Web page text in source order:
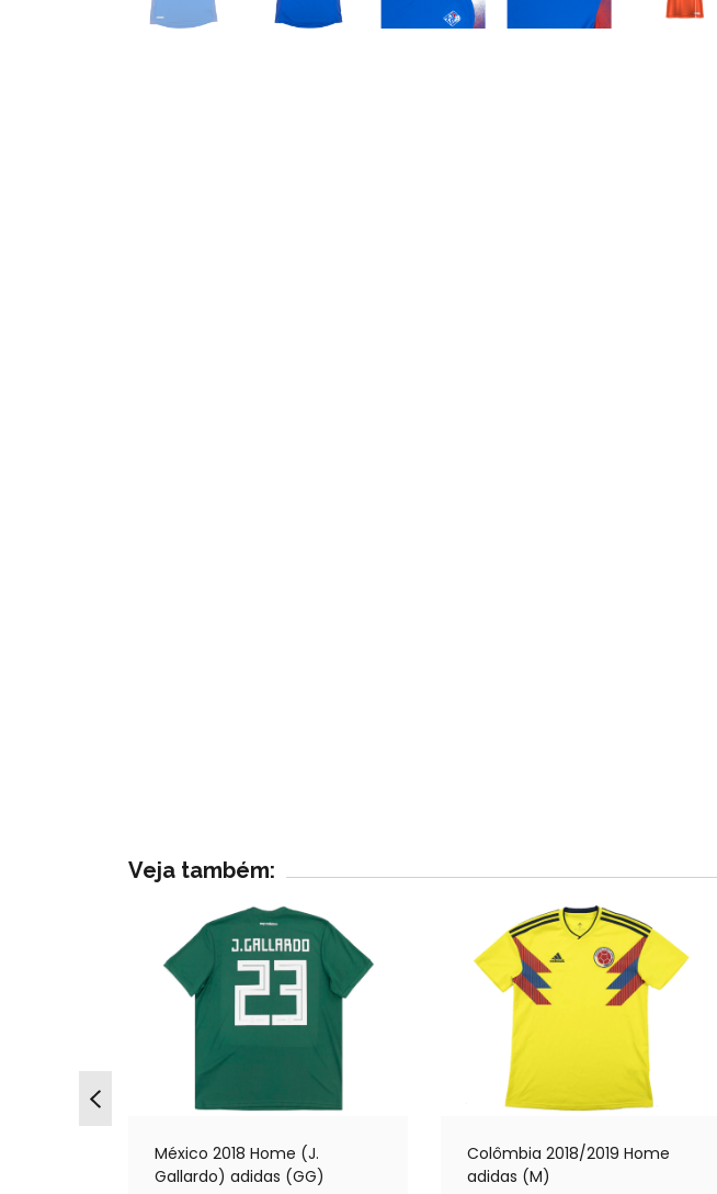
Veja também:
México 2018 Home (J.
Gallardo) adidas (GG)
Colômbia 2018/2019 Home
adidas (M)